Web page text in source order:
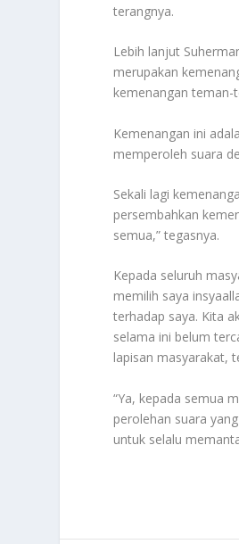
terangnya.
Lebih lanjut
merupakan
kemenangan teman-
Kemenangan ini
memperoleh suara
Sekali lagi
persembahkan
semua,” tegasnya.
Kepada seluruh
memilih saya
terhadap saya. Kita
selama ini belum
lapisan masyarakat,
“Ya, kepada semua
perolehan suara
untuk selalu